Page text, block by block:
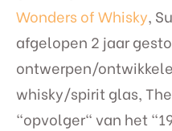
Wonders of Whisky,
afgelopen 2 jaar
ontwerpen/
whisky/spirit glas,
"opvolger" van het